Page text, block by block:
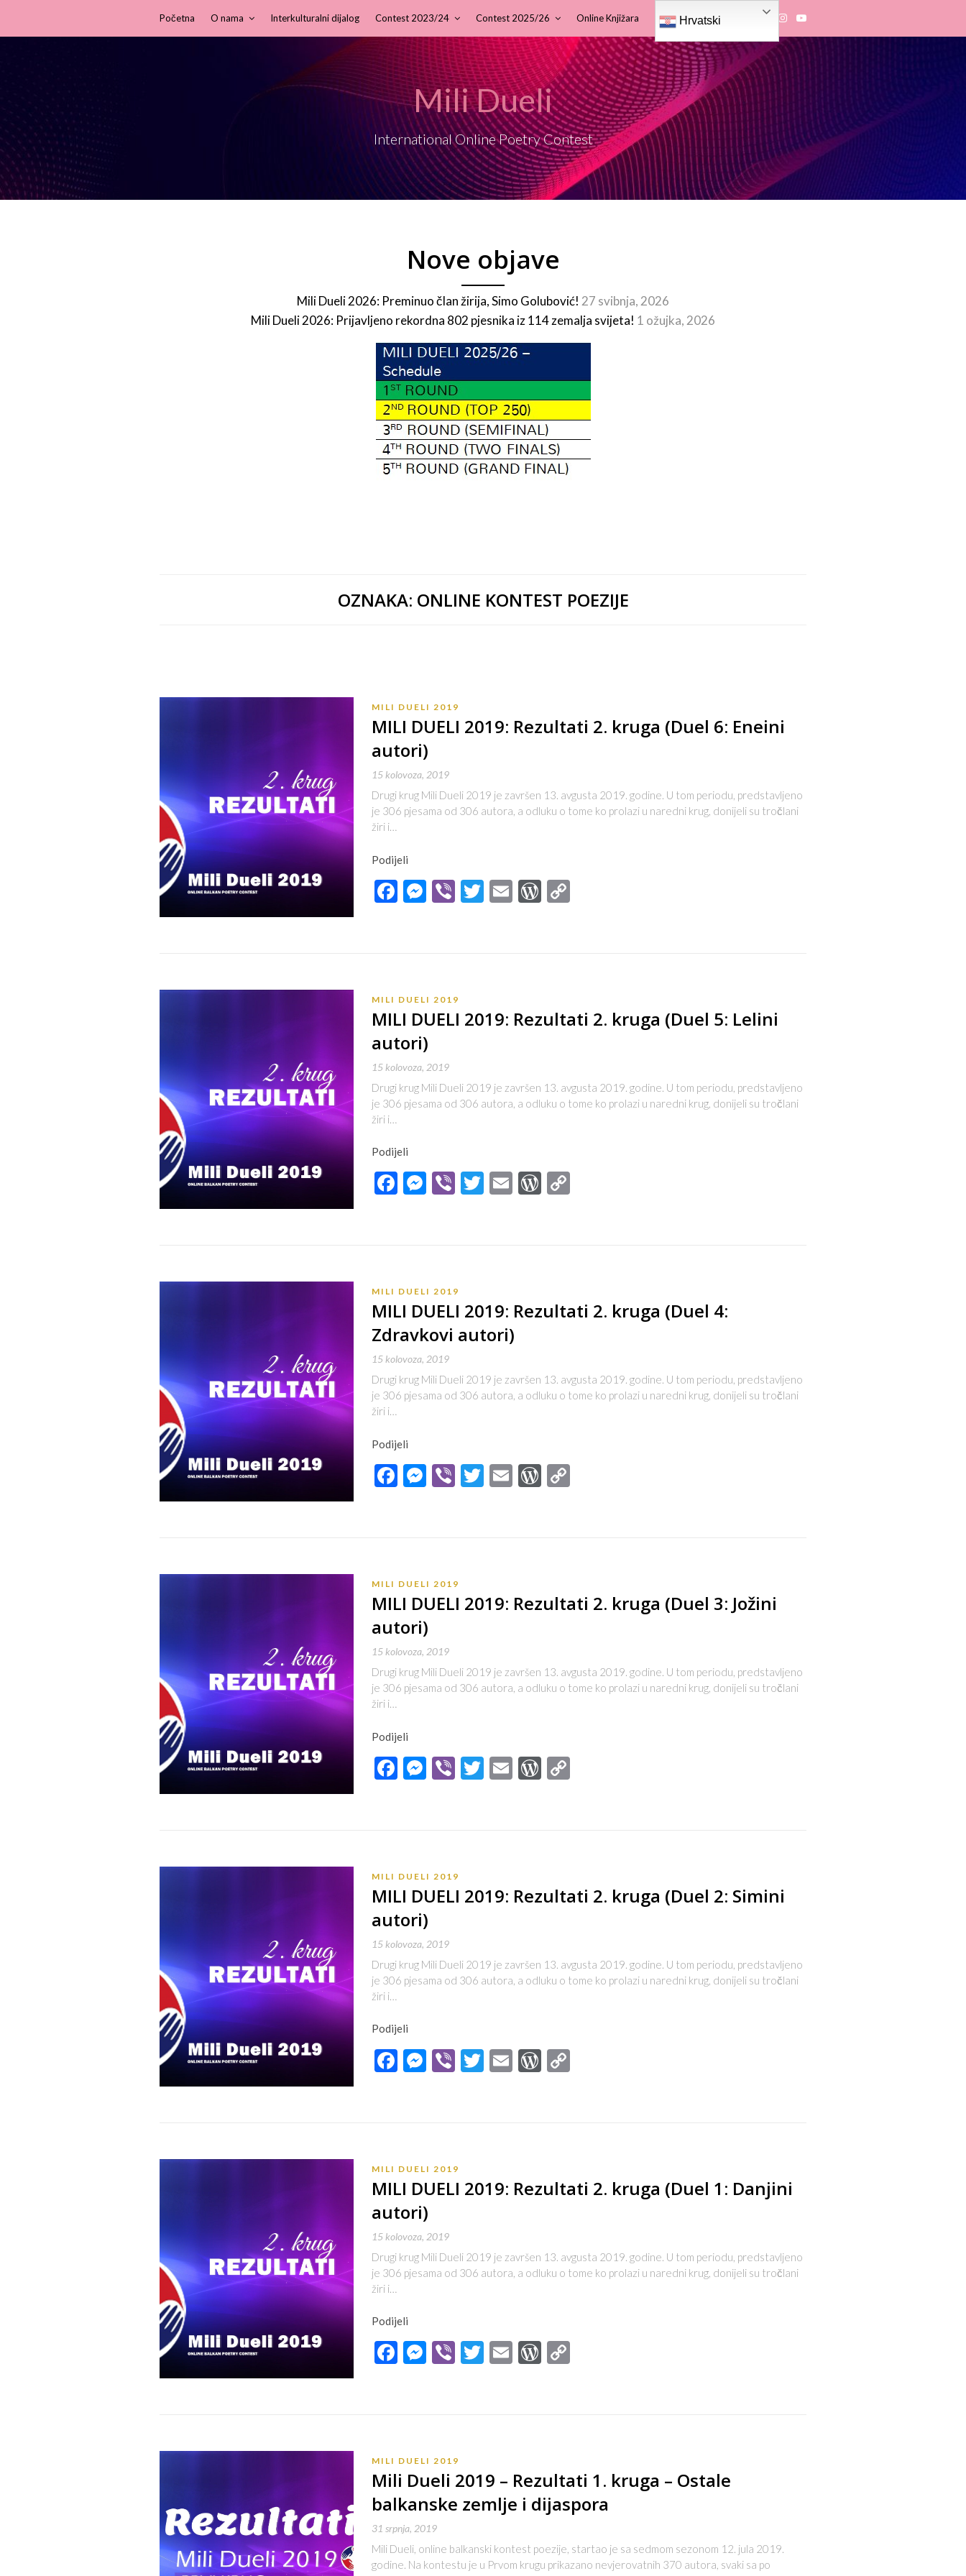
Početna O nama Interkulturalni dijalog Contest 2023/24 Contest 2025/26 Online Knjižara Hrvatski
Mili Dueli
International Online Poetry Contest
Nove objave
Mili Dueli 2026: Preminuo član žirija, Simo Golubović! 27 svibnja, 2026
Mili Dueli 2026: Prijavljeno rekordna 802 pjesnika iz 114 zemalja svijeta! 1 ožujka, 2026
OZNAKA: ONLINE KONTEST POEZIJE
MILI DUELI 2019
MILI DUELI 2019: Rezultati 2. kruga (Duel 6: Eneini
autori)
15 kolovoza, 2019
Drugi krug Mili Dueli 2019 je završen 13. avgusta 2019. godine. U tom periodu, predstavljeno
je 306 pjesama od 306 autora, a odluku o tome ko prolazi u naredni krug, donijeli su tročlani
žiri i…
Podijeli
Facebook
Messenger
ViberTwitter
EmailWordPress
MILI DUELI 2019
MILI DUELI 2019: Rezultati 2. kruga (Duel 5: Lelini
autori)
15 kolovoza, 2019
Drugi krug Mili Dueli 2019 je završen 13. avgusta 2019. godine. U tom periodu, predstavljeno
je 306 pjesama od 306 autora, a odluku o tome ko prolazi u naredni krug, donijeli su tročlani
žiri i…
Podijeli
Facebook
Messenger
ViberTwitter
EmailWordPress
MILI DUELI 2019
MILI DUELI 2019: Rezultati 2. kruga (Duel 4:
Zdravkovi autori)
15 kolovoza, 2019
Drugi krug Mili Dueli 2019 je završen 13. avgusta 2019. godine. U tom periodu, predstavljeno
je 306 pjesama od 306 autora, a odluku o tome ko prolazi u naredni krug, donijeli su tročlani
žiri i…
Podijeli
Facebook
Messenger
ViberTwitter
EmailWordPress
MILI DUELI 2019
MILI DUELI 2019: Rezultati 2. kruga (Duel 3: Jožini
autori)
15 kolovoza, 2019
Drugi krug Mili Dueli 2019 je završen 13. avgusta 2019. godine. U tom periodu, predstavljeno
je 306 pjesama od 306 autora, a odluku o tome ko prolazi u naredni krug, donijeli su tročlani
žiri i…
Podijeli
Facebook
Messenger
ViberTwitter
EmailWordPress
MILI DUELI 2019
MILI DUELI 2019: Rezultati 2. kruga (Duel 2: Simini
autori)
15 kolovoza, 2019
Drugi krug Mili Dueli 2019 je završen 13. avgusta 2019. godine. U tom periodu, predstavljeno
je 306 pjesama od 306 autora, a odluku o tome ko prolazi u naredni krug, donijeli su tročlani
žiri i…
Podijeli
Facebook
Messenger
ViberTwitter
EmailWordPress
MILI DUELI 2019
MILI DUELI 2019: Rezultati 2. kruga (Duel 1: Danjini
autori)
15 kolovoza, 2019
Drugi krug Mili Dueli 2019 je završen 13. avgusta 2019. godine. U tom periodu, predstavljeno
je 306 pjesama od 306 autora, a odluku o tome ko prolazi u naredni krug, donijeli su tročlani
žiri i…
Podijeli
Facebook
Messenger
ViberTwitter
EmailWordPress
MILI DUELI 2019
Mili Dueli 2019 – Rezultati 1. kruga – Ostale
balkanske zemlje i dijaspora
31 srpnja, 2019
Mili Dueli, online balkanski kontest poezije, startao je sa sedmom sezonom 12. jula 2019.
godine. Na kontestu je u Prvom krugu prikazano nevjerovatnih 370 autora, svaki sa po